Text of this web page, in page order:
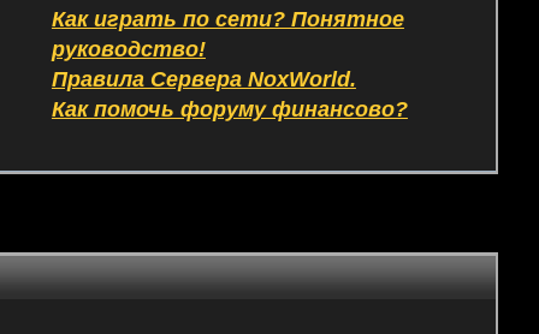
Как играть по сети? Понятное
руководство!
Правила Сервера NoxWorld.
Как помочь форуму финансово?